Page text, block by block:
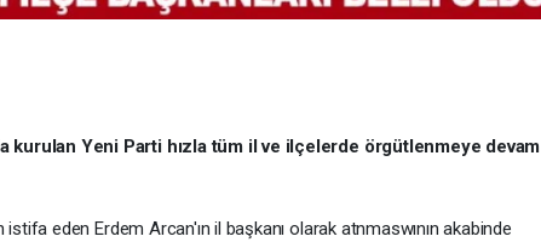
kurulan Yeni Parti hızla tüm il ve ilçelerde örgütlenmeye devam
eden Erdem Arcan'ın il başkanı olarak atnmaswının akabinde